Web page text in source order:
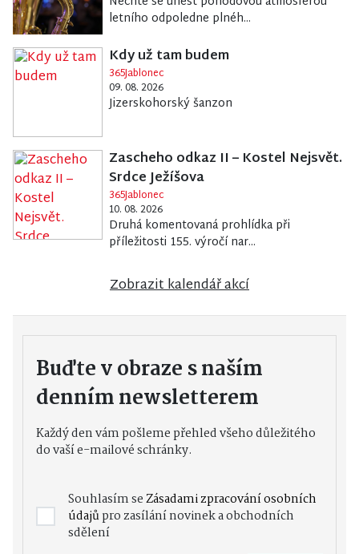
letního odpoledne plnéh...
Kdy už tam budem
365Jablonec
09. 08. 2026
Jizerskohorský šanzon
Zascheho odkaz II – Kostel Nejsvět.
Srdce Ježíšova
365Jablonec
10. 08. 2026
Druhá komentovaná prohlídka při
příležitosti 155. výročí nar...
Zobrazit kalendář akcí
Buďte v obraze s naším
denním newsletterem
Každý den vám pošleme přehled všeho důležitého
do vaší e-mailové schránky.
Souhlasím seZásadami zpracování osobních
údajůpro zasílání novinek a obchodních
sdělení